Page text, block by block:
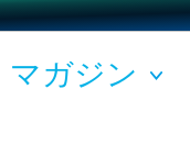
マガジン